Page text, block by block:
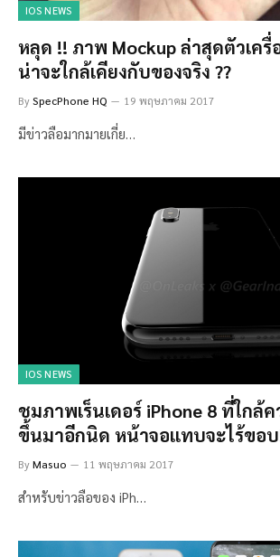
IOS NEWS
หลุด !! ภาพ Mockup ล่าสุดตัวเครื่
น่าจะใกล้เคียงกับของจริง ??
BySpecPhone HQ 19 พฤษภาคม 2017
มีข่าวลือมากมายเกี่ย…
IOS NEWS
ชมภาพเร็นเดอร์ iPhone 8 ที่ใกล้ค
ขึ้นมาอีกนิด หน้าจอแทบจะไร้ขอ
ByMasuo 11 พฤษภาคม 2017
สำหรับข่าวลือของ iPh…